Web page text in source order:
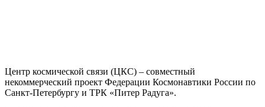
Центр космической связи (ЦКС) – совместный
некоммерческий проект Федерации Космонавтики России по
Санкт-Петербургу и ТРК «Питер Радуга».